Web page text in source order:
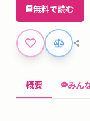
示
板
ツ
ル
無料で読む
概要 みん